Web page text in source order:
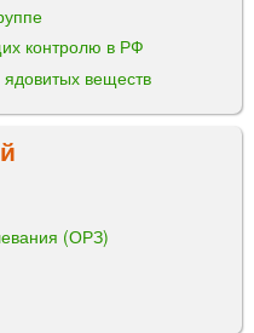
контролю в РФ
веществ
(ОРЗ)